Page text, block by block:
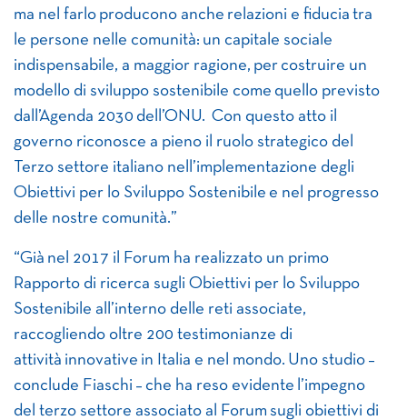
ma nel farlo producono anche relazioni e fiducia tra
le persone nelle comunità: un capitale sociale
indispensabile, a maggior ragione, per costruire un
modello di sviluppo sostenibile come quello previsto
dall’Agenda 2030 dell’ONU. Con questo atto il
governo riconosce a pieno il ruolo strategico del
Terzo settore italiano nell’implementazione degli
Obiettivi per lo Sviluppo Sostenibile e nel progresso
delle nostre comunità.”
“Già nel 2017 il Forum ha realizzato un primo
Rapporto di ricerca sugli Obiettivi per lo Sviluppo
Sostenibile all’interno delle reti associate,
raccogliendo oltre 200 testimonianze di
attività innovative in Italia e nel mondo. Uno studio –
conclude Fiaschi – che ha reso evidente l’impegno
del terzo settore associato al Forum sugli obiettivi di